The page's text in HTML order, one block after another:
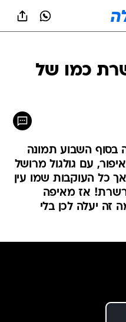
כמו של
בסוף השבוע תמונה
עם גולגול מרושל
כל העוקבות שמו עין
אז מאיפה
זה יעלה לכן בלי